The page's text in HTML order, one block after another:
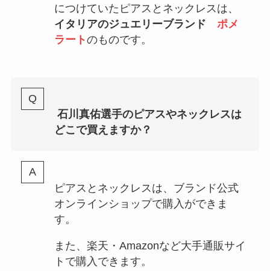
につけていたピアスとネックレスは、
イタリアのジュエリーブランド ポメ
ラートのものです。
石川真佑選手のピアスやネックレスは
どこで買えますか？
ピアスとネックレスは、ブランド公式
オンラインショップで購入ができま
す。
また、楽天・Amazonなど大手通販サイ
トで購入できます。